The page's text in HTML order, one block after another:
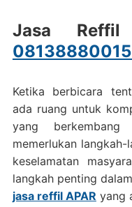
Jasa Reffil
Ketika berbicara
ada ruang untuk
yang
memerlukan
keselamatan
langkah penting
jasa reffil APAR yang